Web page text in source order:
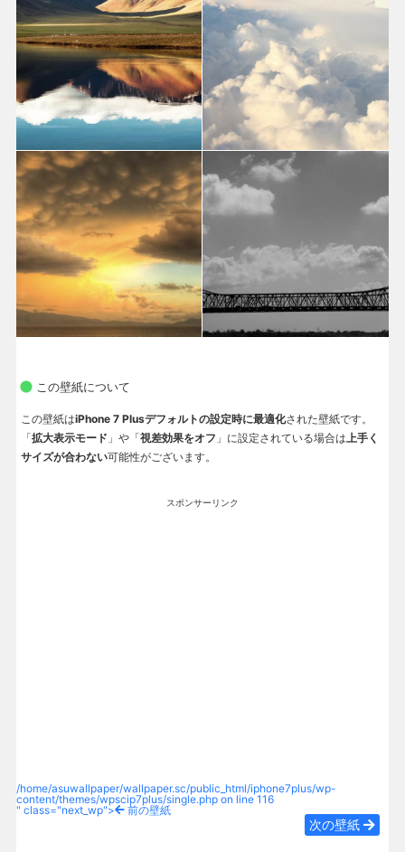
この壁紙について
この壁紙はiPhone 7 Plusデフォルトの設定時に最適化された壁紙です。
「拡大表示モード 」や「視差効果をオフ 」に設定されている場合は上手く
サイズが合わない可能性がございます。
スポンサーリンク
/home/asuwallpaper/wallpaper.sc/public_html/iphone7plus/wp-
content/themes/wpscip7plus/single.php on line116
" class="next_wp">
前の壁紙
次の壁紙